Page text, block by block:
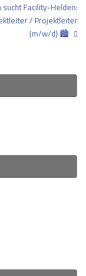
sucht Facility-Helden:
/ Projektleiter
(m/w/d) 🏙